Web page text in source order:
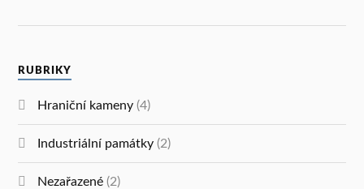
RUBRIKY
Hraniční kameny (4)
Industriální památky (2)
Nezařazené (2)